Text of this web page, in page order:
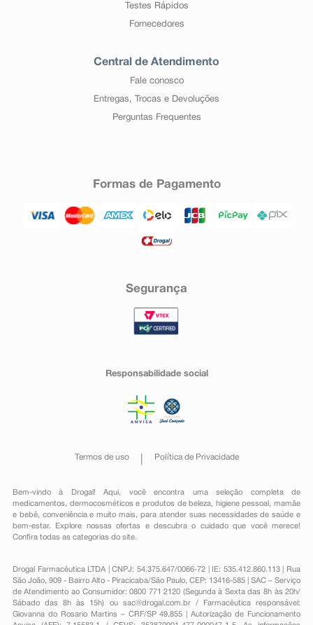
Testes Rápidos
Fornecedores
Central de Atendimento
Fale conosco
Entregas, Trocas e Devoluções
Perguntas Frequentes
Formas de Pagamento
Segurança
Responsabilidade social
Termos de uso Política de Privacidade
Bem-vindo à Drogal! Aqui, você encontra uma seleção completa de
medicamentos , dermocosméticos e produtos de beleza, higiene pessoal ,mamãe
e bebê, conveniênciae muito mais, para atender suas necessidades de saúde e
bem-estar. Explore nossas ofertas e descubra o cuidado que você merece!
Confira todas as categorias do site.
Drogal Farmacêutica LTDA | CNPJ: 54.375.647/0066-72 | IE: 535.412.860.113 | Rua
São João, 909 - Bairro Alto - Piracicaba/São Paulo, CEP: 13416-585 | SAC – Serviço
de Atendimento ao Consumidor: 0800 771 2120 (Segunda à Sexta das 8h às 20h/
Sábado das 8h às 15h) ou sac@drogal.com.br/ Farmacêutica responsável:
Giovanna do Rosario Martins – CRF/SP 49.855 | Autorização de Funcionamento